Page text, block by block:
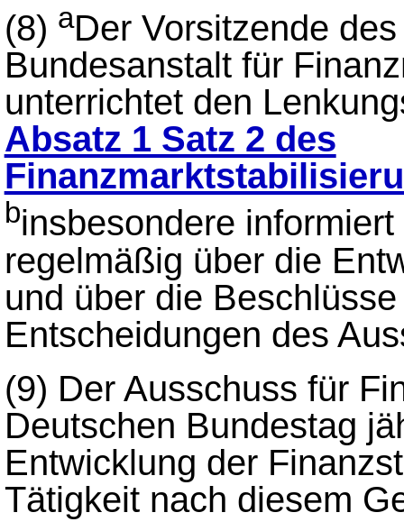
(8) aDer Vorsitzende
Bundesanstalt für
unterrichtet den
Absatz 1 Satz 2 des
binsbesondere
regelmäßig über die
und über die
Entscheidungen des
(9) Der Ausschuss für
Deutschen Bundestag
Entwicklung der
Tätigkeit nach diesem